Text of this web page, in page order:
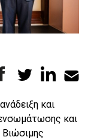
και
και
Βιώσιμης